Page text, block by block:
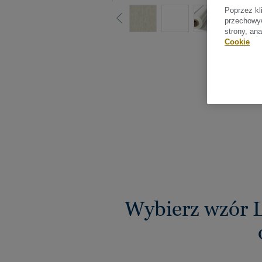
Wybierz wzór
Poprzez
strony,
Cookie